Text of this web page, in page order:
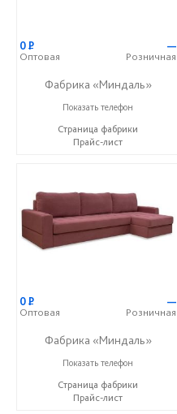
0Р
Оптовая
—
Розничная
Фабрика «Миндаль»
+7 (927) 630-62-82
Показать телефон
Страница фабрики
Прайс-лист
0Р
Оптовая
—
Розничная
Фабрика «Миндаль»
+7 (927) 630-62-82
Показать телефон
Страница фабрики
Прайс-лист